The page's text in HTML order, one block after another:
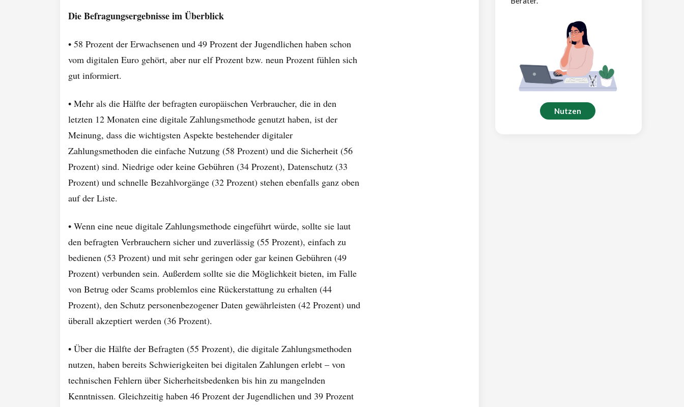
Die Befragungsergebnisse im Überblick
• 58 Prozent der Erwachsenen und 49 Prozent der Jugendlichen haben schon
vom digitalen Euro gehört, aber nur elf Prozent bzw. neun Prozent fühlen sich
gut informiert.
• Mehr als die Hälfte der befragten europäischen Verbraucher, die in den
letzten 12 Monaten eine digitale Zahlungsmethode genutzt haben, ist der
Meinung, dass die wichtigsten Aspekte bestehender digitaler
Zahlungsmethoden die einfache Nutzung (58 Prozent) und die Sicherheit (56
Prozent) sind. Niedrige oder keine Gebühren (34 Prozent), Datenschutz (33
Prozent) und schnelle Bezahlvorgänge (32 Prozent) stehen ebenfalls ganz oben
auf der Liste.
• Wenn eine neue digitale Zahlungsmethode eingeführt würde, sollte sie laut
den befragten Verbrauchern sicher und zuverlässig (55 Prozent), einfach zu
bedienen (53 Prozent) und mit sehr geringen oder gar keinen Gebühren (49
Prozent) verbunden sein. Außerdem sollte sie die Möglichkeit bieten, im Falle
von Betrug oder Scams problemlos eine Rückerstattung zu erhalten (44
Prozent), den Schutz personenbezogener Daten gewährleisten (42 Prozent) und
überall akzeptiert werden (36 Prozent).
• Über die Hälfte der Befragten (55 Prozent), die digitale Zahlungsmethoden
nutzen, haben bereits Schwierigkeiten bei digitalen Zahlungen erlebt – von
technischen Fehlern über Sicherheitsbedenken bis hin zu mangelnden
Kenntnissen. Gleichzeitig haben 46 Prozent der Jugendlichen und 39 Prozent
Nutzen